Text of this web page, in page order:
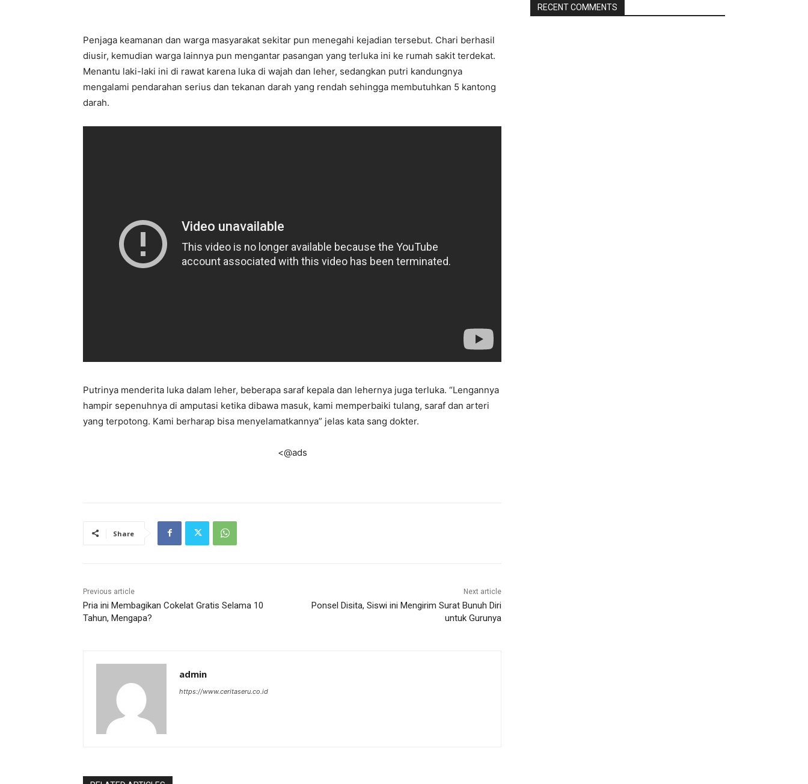
Penjaga keamanan dan warga masyarakat sekitar pun menegahi kejadian tersebut. Chari berhasil
diusir, kemudian warga lainnya pun mengantar pasangan yang terluka ini ke rumah sakit terdekat.
Menantu laki-laki ini di rawat karena luka di wajah dan leher, sedangkan putri kandungnya
mengalami pendarahan serius dan tekanan darah yang rendah sehingga membutuhkan 5 kantong
darah.
Putrinya menderita luka dalam leher, beberapa saraf kepala dan lehernya juga terluka. “Lengannya
hampir sepenuhnya di amputasi ketika dibawa masuk, kami memperbaiki tulang, saraf dan arteri
yang terpotong. Kami berharap bisa menyelamatkannya” jelas kata sang dokter.
<@ads
Share
Previous article
Pria ini Membagikan Cokelat Gratis Selama 10
Tahun, Mengapa?
Next article
Ponsel Disita, Siswi ini Mengirim Surat Bunuh Diri
untuk Gurunya
admin
https://www.ceritaseru.co.id
RECENT COMMENTS